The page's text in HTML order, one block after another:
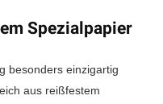
Spezialpapier
besonders einzigartig
aus reißfestem